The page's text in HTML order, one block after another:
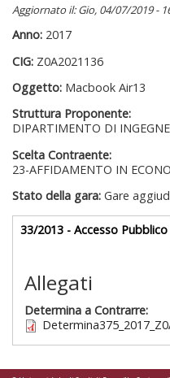
Aggiornato il: Gio, 04/07/2019 -
Anno: 2017
CIG: Z0A2021136
Oggetto: Macbook Air13
Struttura Proponente:
DIPARTIMENTO DI
Scelta Contraente:
23-AFFIDAMENTO IN
Stato della gara: Gare
Gare appalti
33/2013 - Accesso Pubblico
Sezione
Allegati
Determina a Contrarre: